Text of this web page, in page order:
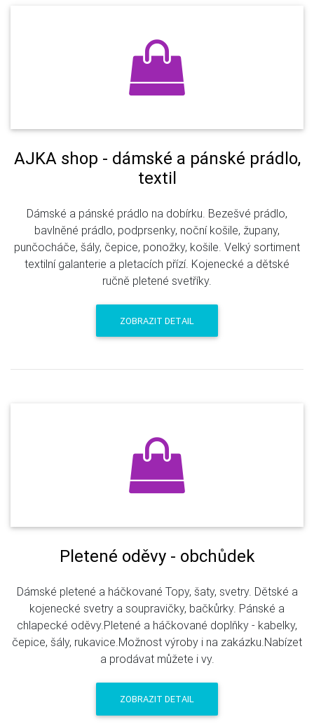
AJKA shop - dámské a pánské prádlo,
textil
Dámské a pánské prádlo na dobírku. Bezešvé prádlo,
bavlněné prádlo, podprsenky, noční košile, župany,
punčocháče, šály, čepice, ponožky, košile. Velký sortiment
textilní galanterie a pletacích přízí. Kojenecké a dětské
ručně pletené svetříky.
ZOBRAZIT DETAIL
Pletené oděvy - obchůdek
Dámské pletené a háčkované Topy, šaty, svetry. Dětské a
kojenecké svetry a soupravičky, bačkůrky. Pánské a
chlapecké oděvy.Pletené a háčkované doplňky - kabelky,
čepice, šály, rukavice.Možnost výroby i na zakázku.Nabízet
a prodávat můžete i vy.
ZOBRAZIT DETAIL